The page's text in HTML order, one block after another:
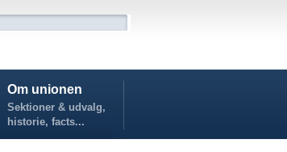
Om unionen
Sektioner & udvalg,
historie, facts...